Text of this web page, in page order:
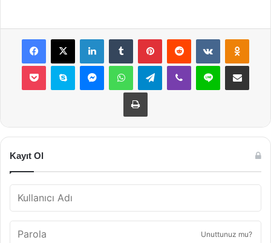
Facebook
X LinkedInTumblr PinterestReddit VKontakte
Pocket Skype MessengerWhatsAppTelegramViber Line E-Posta ile
Yazdır
Kayıt Ol
Unuttunuz mu?